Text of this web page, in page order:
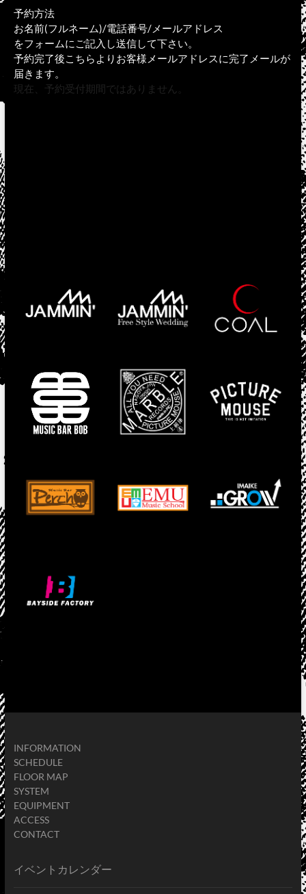
予約方法
お名前(フルネーム)/電話番号/メールアドレス
をフォームにご記入し送信して下さい。
予約完了後こちらよりお客様メールアドレスに完了メールが
届きます。
現在、予約受付期間ではありません。
INFORMATION
SCHEDULE
FLOOR MAP
SYSTEM
EQUIPMENT
ACCESS
CONTACT
イベントカレンダー